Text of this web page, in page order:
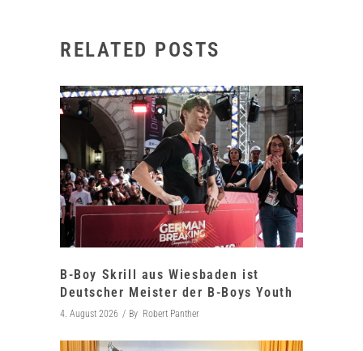
RELATED POSTS
B-Boy Skrill aus Wiesbaden ist
Deutscher Meister der B-Boys Youth
4. August 2026 By Robert Panther